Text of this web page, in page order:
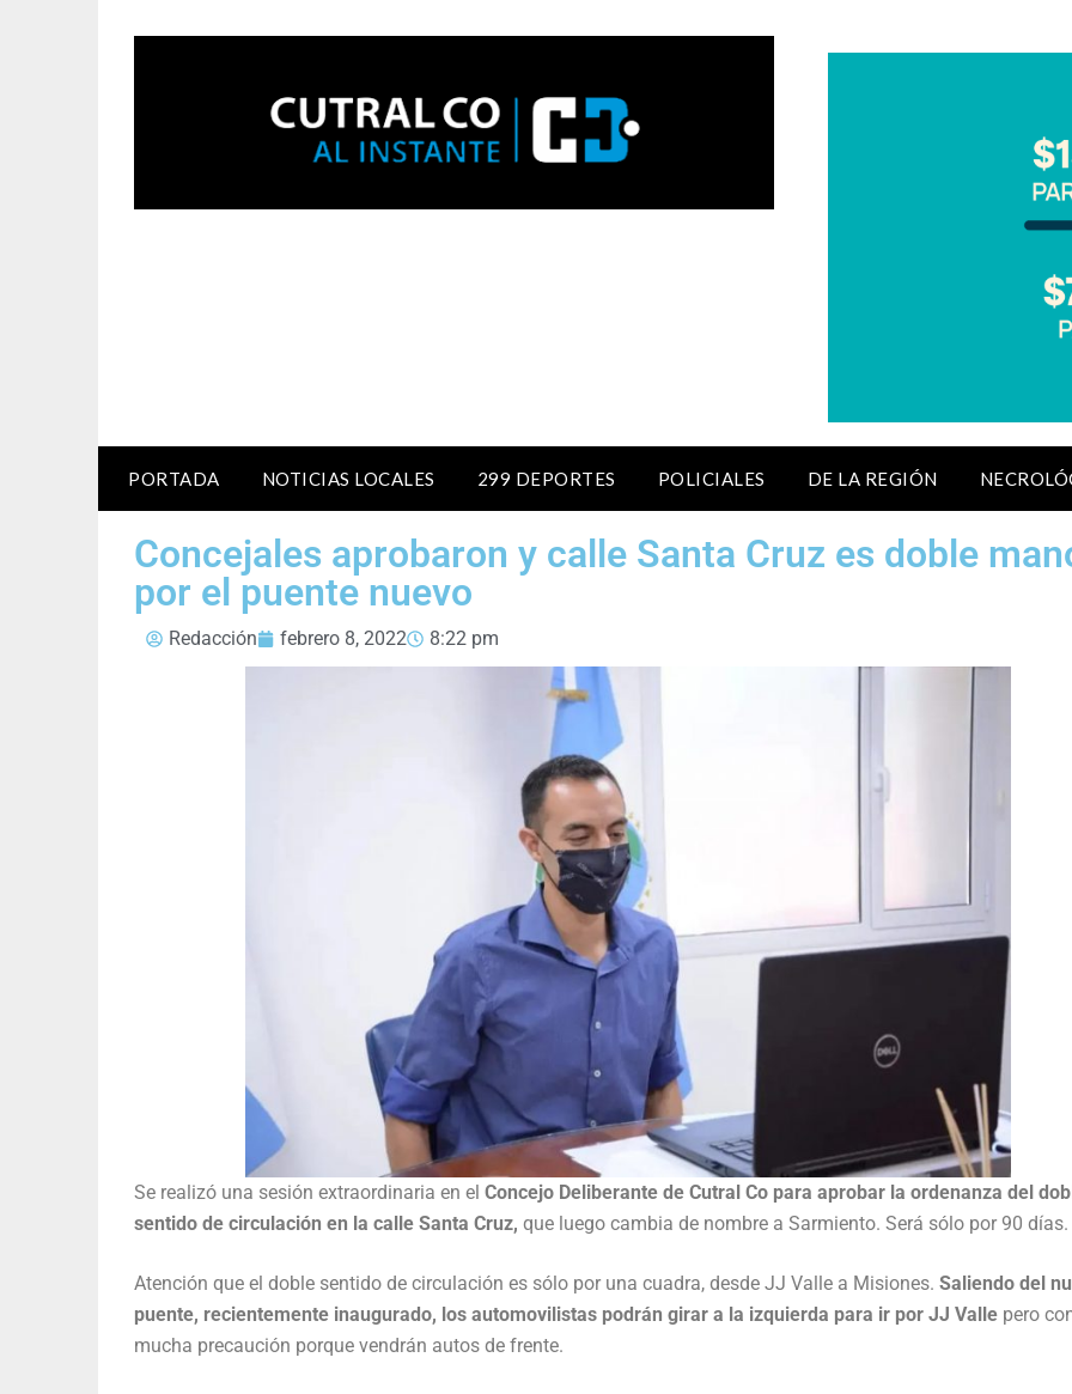
PORTADA NOTICIAS LOCALES 299 DEPORTES POLICIALES DE LA REGIÓN
Concejales aprobaron y calle Santa Cruz es doble
por el puente nuevo
Redacción febrero 8, 2022 8:22 pm
Se realizó una sesión extraordinaria en el Concejo Deliberante de Cutral Co para aprobar la ordenanza del
sentido de circulación en la calle Santa Cruz, que luego cambia de nombre a Sarmiento. Será sólo por 90 días.
Atención que el doble sentido de circulación es sólo por una cuadra, desde JJ Valle a Misiones. Saliendo del
puente, recientemente inaugurado, los automovilistas podrán girar a la izquierda para ir por JJ Valle pero
mucha precaución porque vendrán autos de frente.